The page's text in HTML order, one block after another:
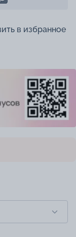
в избранное